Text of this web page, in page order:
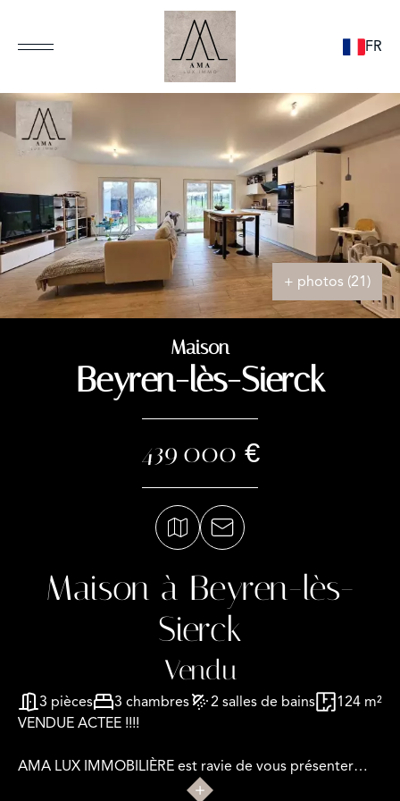
FR
+ photos (21)
Maison
Beyren-lès-Sierck
439 000 €
Maison à Beyren-lès-
Sierck
Vendu
3 pièces 3 chambres 2 salles de bains
124 m²
VENDUE ACTEE !!!!
AMA LUX IMMOBILIÈRE est ravie de vous présenter
cette charmante maison mitoyenne de +- 124 m²,